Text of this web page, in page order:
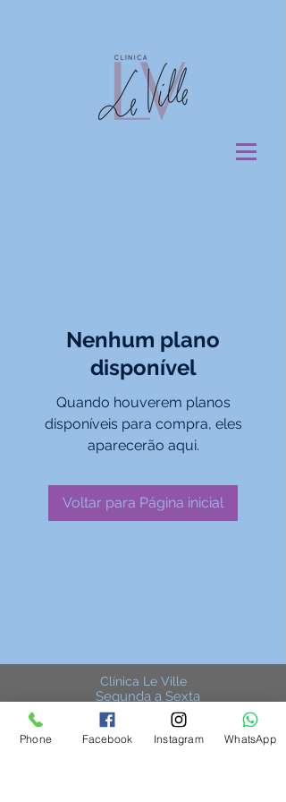
Nenhum plano
disponível
Quando houverem planos
disponíveis para compra, eles
aparecerão aqui.
Voltar para Página inicial
Clínica Le Ville
Segunda a Sexta
08:30 - 20:30
R. Prof. Ulisses Vieira, 580 - Vila
Phone Facebook Instagram WhatsApp